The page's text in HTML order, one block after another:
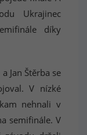
Ukrajinec
díky
Jan Štěrba se
V nízké
nehnali v
semifinále. V